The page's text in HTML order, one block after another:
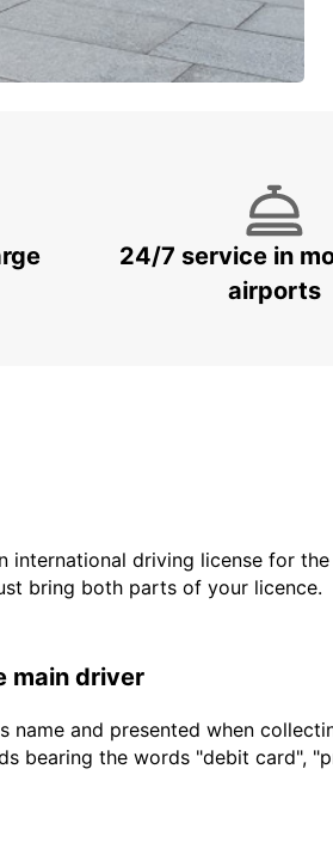
24/7 service in
airports
driving license for
bring both parts of your licence.
main driver
and presented when
bearing the words "debit card",